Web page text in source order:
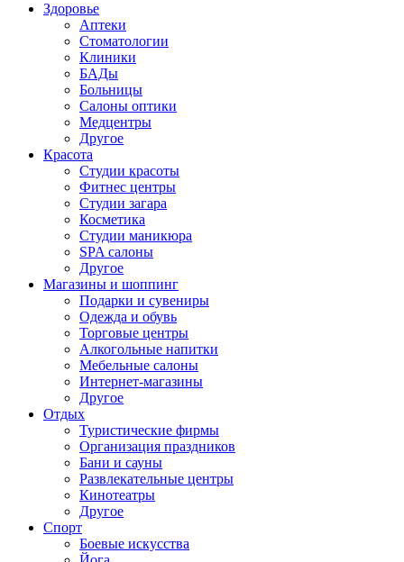
Здоровье
Аптеки
Стоматологии
Клиники
БАДы
Больницы
Салоны оптики
Медцентры
Другое
Красота
Студии красоты
Фитнес центры
Студии загара
Косметика
Студии маникюра
SPA салоны
Другое
Магазины и шоппинг
Подарки и сувениры
Одежда и обувь
Торговые центры
Алкогольные напитки
Мебельные салоны
Интернет-магазины
Другое
Отдых
Туристические фирмы
Организация праздников
Бани и сауны
Развлекательные центры
Кинотеатры
Другое
Спорт
Боевые искусства